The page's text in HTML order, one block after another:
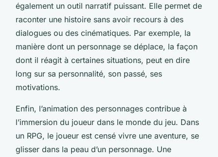
également un outil narratif puissant. Elle permet de
raconter une histoire sans avoir recours à des
dialogues ou des cinématiques. Par exemple, la
manière dont un personnage se déplace, la façon
dont il réagit à certaines situations, peut en dire
long sur sa personnalité, son passé, ses
motivations.
Enfin, l’animation des personnages contribue à
l’immersion du joueur dans le monde du jeu. Dans
un RPG, le joueur est censé vivre une aventure, se
glisser dans la peau d’un personnage. Une